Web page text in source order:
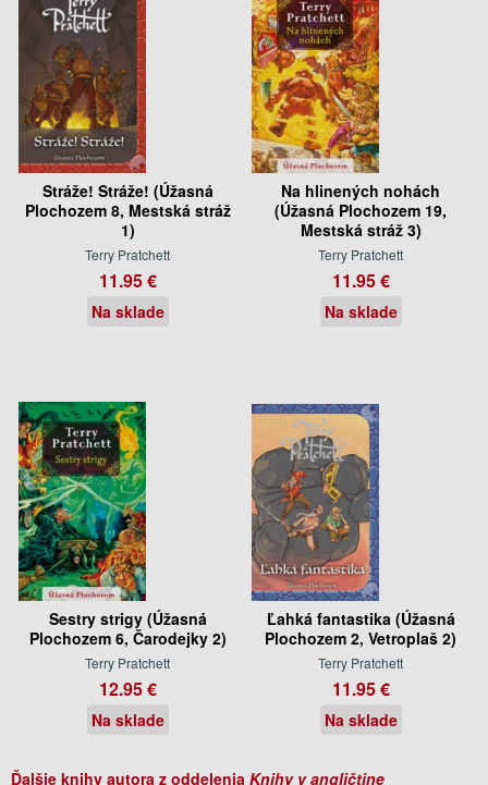
Stráže! Stráže! (Úžasná
Plochozem 8, Mestská stráž
1)
Terry Pratchett
11.95 €
Na sklade
Na hlinených nohách
(Úžasná Plochozem 19,
Mestská stráž 3)
Terry Pratchett
11.95 €
Na sklade
Sestry strigy (Úžasná
Plochozem 6, Čarodejky 2)
Terry Pratchett
12.95 €
Na sklade
Ľahká fantastika (Úžasná
Plochozem 2, Vetroplaš 2)
Terry Pratchett
11.95 €
Na sklade
Ďalšie knihy autora z oddelenia Knihy v angličtine